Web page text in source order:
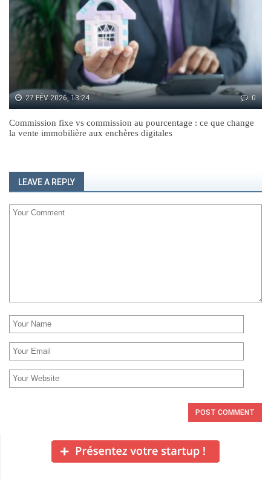
27 FÉV 2026, 13:24 0
Commission fixe vs commission au pourcentage : ce que change
la vente immobilière aux enchères digitales
LEAVE A REPLY